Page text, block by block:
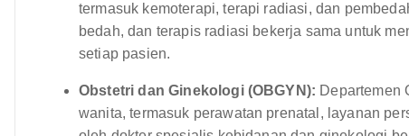
termasuk kemoterapi, terapi radiasi, dan
bedah, dan terapis radiasi bekerja sama untuk
setiap pasien.
Obstetri dan Ginekologi (OBGYN): Departemen
wanita, termasuk perawatan prenatal, layanan